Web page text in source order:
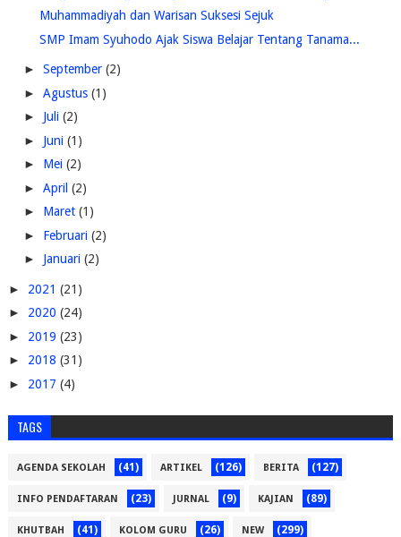
Muhammadiyah dan Warisan Suksesi Sejuk
SMP Imam Syuhodo Ajak Siswa Belajar Tentang Tanama...
► September (2)
► Agustus (1)
► Juli (2)
► Juni (1)
► Mei (2)
► April (2)
► Maret (1)
► Februari (2)
► Januari (2)
► 2021 (21)
► 2020 (24)
► 2019 (23)
► 2018 (31)
► 2017 (4)
TAGS
AGENDA SEKOLAH (41) ARTIKEL (126) BERITA (127)
INFO PENDAFTARAN (23) JURNAL (9) KAJIAN (89)
KHUTBAH (41) KOLOM GURU (26) NEW (299)